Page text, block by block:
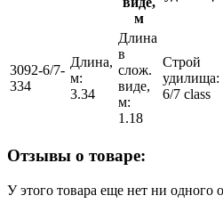
м
3092-6/7-
334
Длина,
м:
3.34
Длина
в
слож.
виде,
м:
1.18
Строй
удилища:
6/7 class
Отзывы о товаре:
У этого товара еще нет ни одного